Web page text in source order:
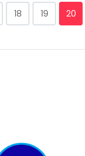
18 19 20